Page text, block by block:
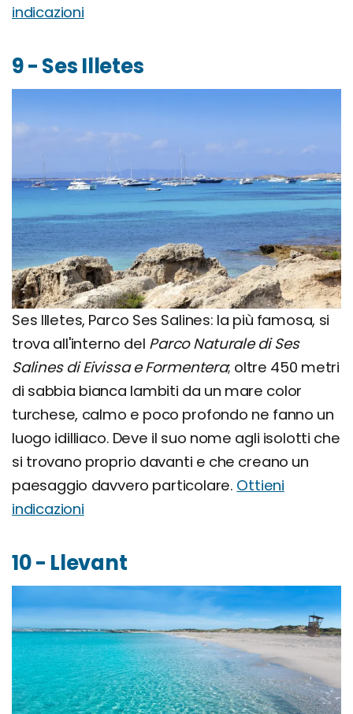
indicazioni
9 - Ses Illetes
Ses Illetes, Parco Ses Salines: la più famosa, si
trova all'interno del Parco Naturale di Ses
Salines di Eivissa e Formentera; oltre 450 metri
di sabbia bianca lambiti da un mare color
turchese, calmo e poco profondo ne fanno un
luogo idilliaco. Deve il suo nome agli isolotti che
si trovano proprio davanti e che creano un
paesaggio davvero particolare. Ottieni
indicazioni
10 - Llevant